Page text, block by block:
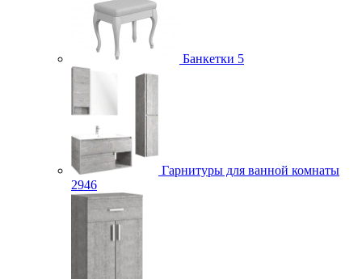
Банкетки 5
Гарнитуры для ванной комнаты
2946